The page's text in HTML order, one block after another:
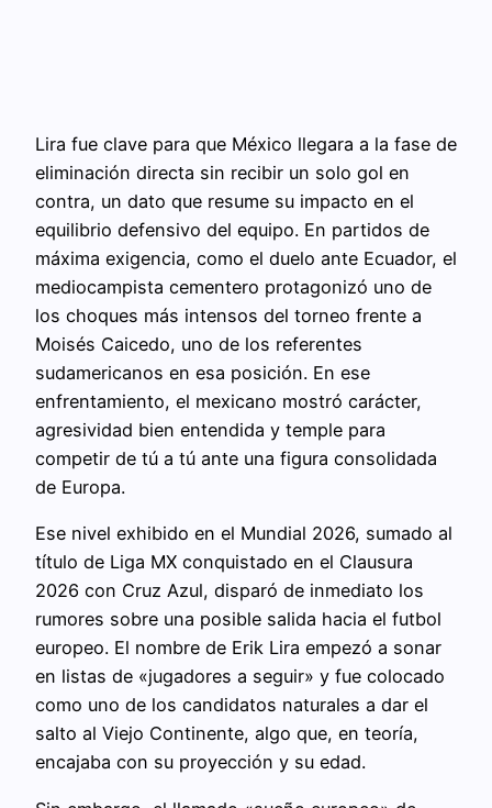
Lira fue clave para que México llegara a la fase de
eliminación directa sin recibir un solo gol en
contra, un dato que resume su impacto en el
equilibrio defensivo del equipo. En partidos de
máxima exigencia, como el duelo ante Ecuador, el
mediocampista cementero protagonizó uno de
los choques más intensos del torneo frente a
Moisés Caicedo, uno de los referentes
sudamericanos en esa posición. En ese
enfrentamiento, el mexicano mostró carácter,
agresividad bien entendida y temple para
competir de tú a tú ante una figura consolidada
de Europa.
Ese nivel exhibido en el Mundial 2026, sumado al
título de Liga MX conquistado en el Clausura
2026 con Cruz Azul, disparó de inmediato los
rumores sobre una posible salida hacia el futbol
europeo. El nombre de Erik Lira empezó a sonar
en listas de «jugadores a seguir» y fue colocado
como uno de los candidatos naturales a dar el
salto al Viejo Continente, algo que, en teoría,
encajaba con su proyección y su edad.